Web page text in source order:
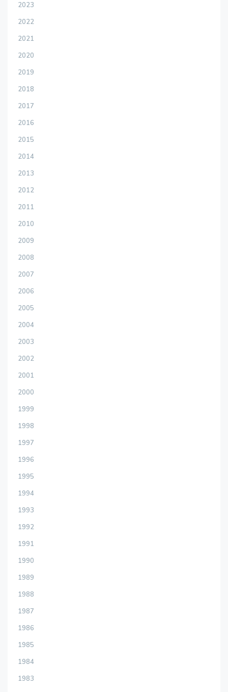
2023
2022
2021
2020
2019
2018
2017
2016
2015
2014
2013
2012
2011
2010
2009
2008
2007
2006
2005
2004
2003
2002
2001
2000
1999
1998
1997
1996
1995
1994
1993
1992
1991
1990
1989
1988
1987
1986
1985
1984
1983